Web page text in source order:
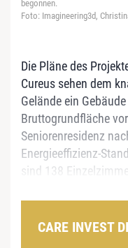
begonnen.
Foto: Imagineering3d,
Die Pläne des
Cureus sehen dem
Gelände ein
Bruttogrundfläche
Seniorenresidenz
Energieeffizienz-
sind 138
CARE INVEST